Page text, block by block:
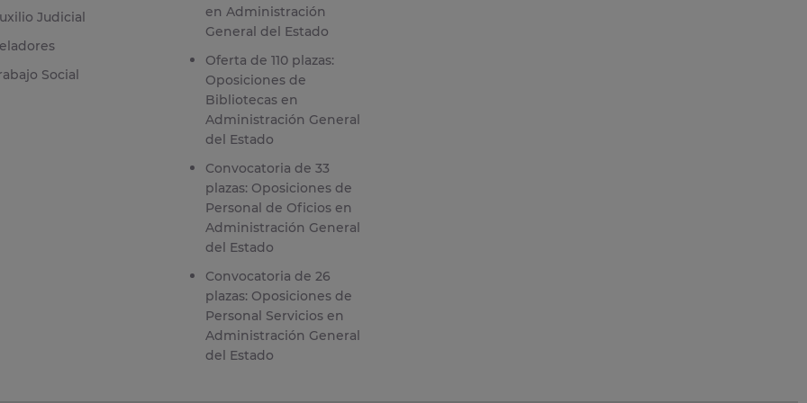
Judicial
Social
en Administración
General del Estado
Oferta de 110 plazas:
Oposiciones de
Bibliotecas en
Administración General
del Estado
Convocatoria de 33
plazas: Oposiciones de
Personal de Oficios en
Administración General
del Estado
Convocatoria de 26
plazas: Oposiciones de
Personal Servicios en
Administración General
del Estado